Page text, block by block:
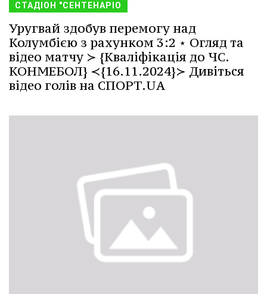
СТАДІОН "СЕНТЕНАРІО
Уругвай здобув перемогу над
Колумбією з рахунком 3:2 ⋆ Огляд та
відео матчу ≻ {Кваліфікація до ЧС.
КОНМЕБОЛ} ≺{16.11.2024}≻ Дивіться
відео голів на СПОРТ.UA